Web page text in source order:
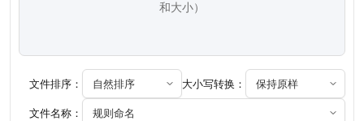
和大小）
文件排序： 自然排序 大小写转换：
保持原样
文件名称：
规则命名